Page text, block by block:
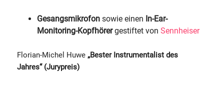
Gesangsmikrofon sowie einen In-Ear-
Monitoring-Kopfhörergestiftet von Sennheiser
Florian-Michel Huwe „Bester Instrumentalist des
Jahres“ (Jurypreis)